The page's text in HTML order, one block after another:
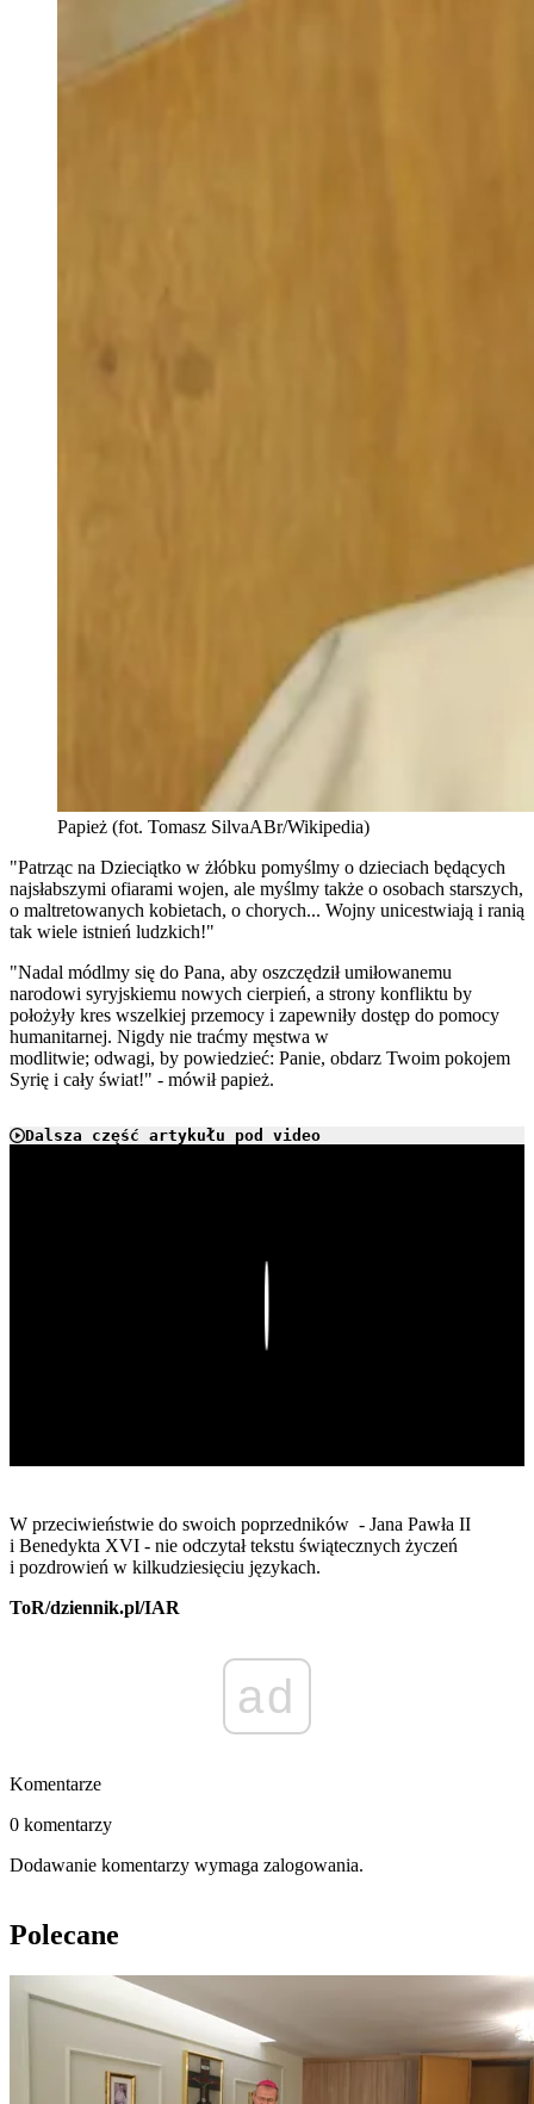
Papież (fot. Tomasz SilvaABr/Wikipedia)
"Patrząc na Dzieciątko w żłóbku pomyślmy o dzieciach będących
najsłabszymi ofiarami wojen, ale myślmy także o osobach starszych,
o maltretowanych kobietach, o chorych... Wojny unicestwiają i ranią
tak wiele istnień ludzkich!"
"Nadal módlmy się do Pana, aby oszczędził umiłowanemu
narodowi syryjskiemu nowych cierpień, a strony konfliktu by
położyły kres wszelkiej przemocy i zapewniły dostęp do pomocy
humanitarnej. Nigdy nie traćmy męstwa w
modlitwie; odwagi, by powiedzieć: Panie, obdarz Twoim pokojem
Syrię i cały świat!" - mówił papież.
Dalsza część artykułu pod video
W przeciwieństwie do swoich poprzedników - Jana Pawła II
i Benedykta XVI - nie odczytał tekstu świątecznych życzeń
i pozdrowień w kilkudziesięciu językach.
ToR/dziennik.pl/IAR
ad
Komentarze
0 komentarzy
Dodawanie komentarzy wymaga zalogowania.
Polecane